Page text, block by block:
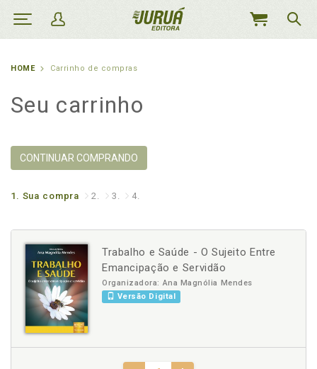
MEU
HOME Carrinho de compras
Seu carrinho
CONTINUAR COMPRANDO
1. Sua compra 2. 3. 4.
Trabalho e Saúde - O Sujeito Entre
Emancipação e Servidão
Organizadora: Ana Magnólia Mendes
Versão Digital